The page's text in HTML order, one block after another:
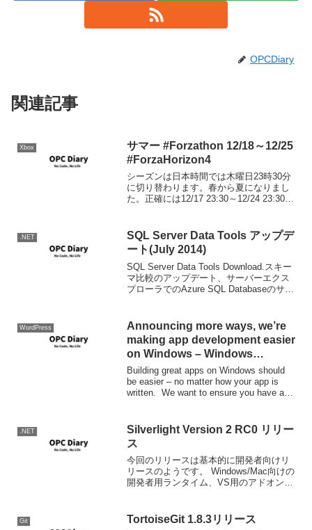
OPCDiary
関連記事
Xbox
サマー #Forzathon 12/18～12/25
#ForzaHorizon4
シーズンは日本時間では木曜日23時30分
に切り替わります。春から夏になりまし
た。正確には12/17 23:30～12/24 23:30ま
シ...
.NET
SQL Server Data Tools アップデ
ート(July 2014)
SQL Server Data Tools Download.スキー
マ比較のアップデート、サーバーエクス
プローラでのAzure SQL Databaseのサポ
WordPress
Announcing more ways, we’re
making app development easier
on Windows – Windows
Developer Blog
Building great apps on Windows should
be easier – no matter how your app is
written. We want to ensure you have a
.NET
Silverlight Version 2 RC0 リリー
ス
今回のリリースは基本的に開発者向けリ
リースのようです。 Windows/Mac向けの
開発者用ランタイム、VS用のアドオン、
The Official Microso...
Git TortoiseGit 1.8.3リリース